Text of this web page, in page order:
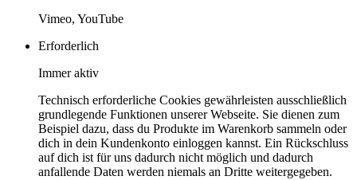
Vimeo, YouTube
Erforderlich
Immer aktiv
Technisch erforderliche Cookies gewährleisten ausschließlich
grundlegende Funktionen unserer Webseite. Sie dienen zum
Beispiel dazu, dass du Produkte im Warenkorb sammeln oder
dich in dein Kundenkonto einloggen kannst. Ein Rückschluss
auf dich ist für uns dadurch nicht möglich und dadurch
anfallende Daten werden niemals an Dritte weitergegeben.